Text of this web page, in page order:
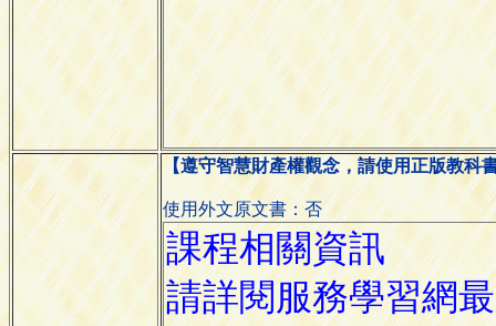
【遵守智慧財產權觀念，請使用正版教科
使用外文原文書：否